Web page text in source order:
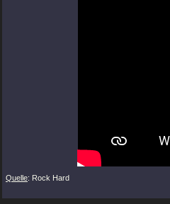
Quelle: Rock Hard